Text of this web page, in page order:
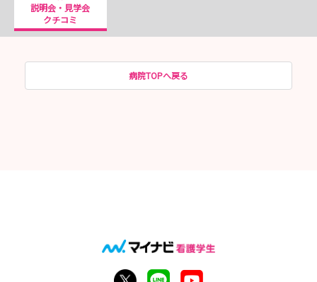
説明会・見学会
クチコミ
病院TOPへ戻る